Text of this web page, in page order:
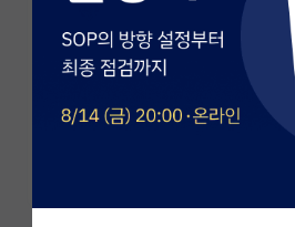
오픈랩 전체보기
PI 회원 신청
커뮤니티
유학교육
김용남
서울대학교 교육학
http://learning.snu.ac.kr/sites/